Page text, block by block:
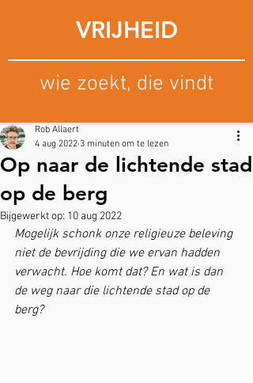
VRIJHEID
wie zoekt, die vindt
Op naar de lichtende stad
op de berg
Rob Allaert
4 aug 2022 3 minuten om te lezen
Bijgewerkt op: 10 aug 2022
Mogelijk schonk onze religieuze beleving
niet de bevrijding die we ervan hadden
verwacht. Hoe komt dat? En wat is dan
de weg naar die lichtende stad op de
berg?